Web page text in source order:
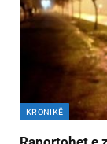
KRONIKË